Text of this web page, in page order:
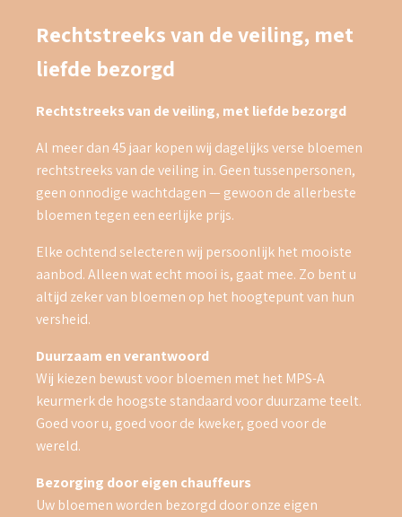
Rechtstreeks van de veiling, met
liefde bezorgd
Rechtstreeks van de veiling, met liefde bezorgd
Al meer dan 45 jaar kopen wij dagelijks verse bloemen
rechtstreeks van de veiling in. Geen tussenpersonen,
geen onnodige wachtdagen — gewoon de allerbeste
bloemen tegen een eerlijke prijs.
Elke ochtend selecteren wij persoonlijk het mooiste
aanbod. Alleen wat echt mooi is, gaat mee. Zo bent u
altijd zeker van bloemen op het hoogtepunt van hun
versheid.
Duurzaam en verantwoord
Wij kiezen bewust voor bloemen met het MPS-A
keurmerk de hoogste standaard voor duurzame teelt.
Goed voor u, goed voor de kweker, goed voor de
wereld.
Bezorging door eigen chauffeurs
Uw bloemen worden bezorgd door onze eigen